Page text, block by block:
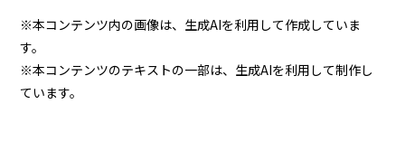
※本コンテンツ内の画像は、生成AIを利用して作成していま
す。
※本コンテンツのテキストの一部は、生成AIを利用して制作し
ています。